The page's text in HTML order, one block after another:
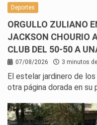
Deportes
ORGULLO ZULIANO
JACKSON CHOURIO
CLUB DEL 50-50 A
07/08/2026 3 minutos
El estelar jardinero de
otra página dorada en su